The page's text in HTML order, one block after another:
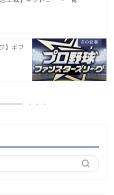
】ギフ